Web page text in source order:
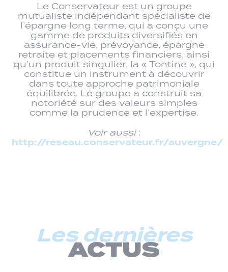
Le Conservateur est un groupe
mutualiste indépendant spécialiste de
l’épargne long terme, qui a conçu une
gamme de produits diversifiés en
assurance-vie, prévoyance, épargne
retraite et placements financiers, ainsi
qu’un produit singulier, la « Tontine », qui
constitue un instrument à découvrir
dans toute approche patrimoniale
équilibrée. Le groupe a construit sa
notoriété sur des valeurs simples
comme la prudence et l’expertise.
Voir aussi:
http://reseau.conservateur.fr/auvergne/
Les dernières
ACTUS